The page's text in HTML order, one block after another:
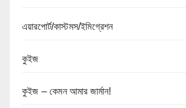
এয়ারপোর্ট/কাস্টমস/ইমিগ্রেশন
কুইজ
কুইজ – কেমন আমার জার্মান!